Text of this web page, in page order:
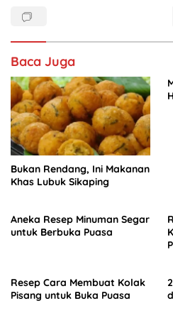
o
k
p
Baca Juga
Bukan Rendang, Ini Makanan
Khas Lubuk Sikaping
Aneka Resep Minuman Segar
untuk Berbuka Puasa
Resep Cara Membuat Kolak
Pisang untuk Buka Puasa